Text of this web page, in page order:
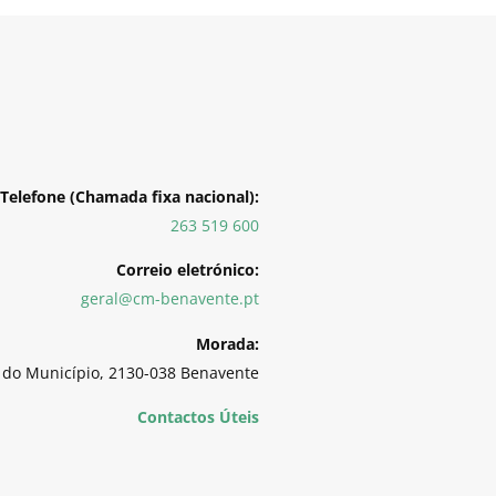
Telefone (Chamada fixa nacional):
263 519 600
Correio eletrónico:
geral@cm-benavente.pt
Morada:
do Município, 2130-038 Benavente
Contactos Úteis